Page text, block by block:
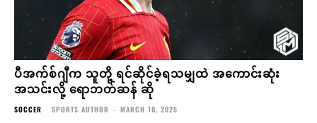
ပီအက်စ်ဂျီက သူတို့ ရင်ဆိုင်ခဲ့ရသမျှထဲ အကောင်းဆုံး
အသင်းလို့ ရောဘတ်ဆန် ဆို
SOCCER SPORTS AUTHOR - MARCH 10, 2025